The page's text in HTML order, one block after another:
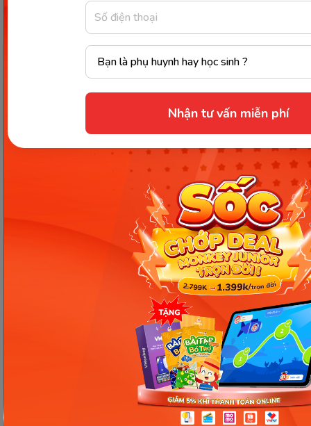
Nhận tư vấn miễn phí
thông tin ngayTẠI ĐÂYđể nhận được nhiều
và hàng ngàntài liệu học tập Miễn
Monkey App - Giải pháp giúp con phát triển toàn diện tư
duy và ngôn ngữ. (Ảnh: Monkey)
Hy vọng rằng với những chia sẻ trên của Monkey sẽ
giúp các bậc phụ huynh có thể hiểu đượcgiáo dục
thẩm mỹ cho trẻ mầm nonlà gì và các lợi ích của
hoạt động này mang lại. Từ đó có thể áp dụng
phương pháp Giáo dục thẩm mĩ cho trẻ mầm non